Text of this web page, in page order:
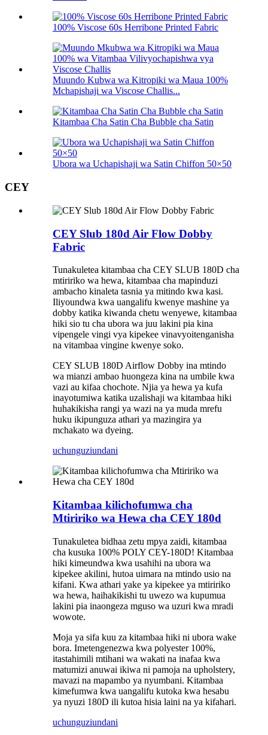
100% Viscose 60s Herribone Printed Fabric
Muundo Kubwa wa Kitropiki wa Maua 100%
Mchapishaji wa Viscose Challis...
Kitambaa Cha Satin Cha Bubble cha Satin
Ubora wa Uchapishaji wa Satin Chiffon 50×50
CEY
CEY Slub 180d Air Flow Dobby
Fabric
Tunakuletea kitambaa cha CEY SLUB 180D cha
mtiririko wa hewa, kitambaa cha mapinduzi
ambacho kinaleta tasnia ya mitindo kwa kasi.
Iliyoundwa kwa uangalifu kwenye mashine ya
dobby katika kiwanda chetu wenyewe, kitambaa
hiki sio tu cha ubora wa juu lakini pia kina
vipengele vingi vya kipekee vinavyoitenganisha
na vitambaa vingine kwenye soko.
CEY SLUB 180D Airflow Dobby ina mtindo
wa mianzi ambao huongeza kina na umbile kwa
vazi au kifaa chochote. Njia ya hewa ya kufa
inayotumiwa katika uzalishaji wa kitambaa hiki
huhakikisha rangi ya wazi na ya muda mrefu
huku ikipunguza athari ya mazingira ya
mchakato wa dyeing.
uchunguziundani
Kitambaa kilichofumwa cha
Mtiririko wa Hewa cha CEY 180d
Tunakuletea bidhaa zetu mpya zaidi, kitambaa
cha kusuka 100% POLY CEY-180D! Kitambaa
hiki kimeundwa kwa usahihi na ubora wa
kipekee akilini, hutoa uimara na mtindo usio na
kifani. Kwa athari yake ya kipekee ya mtiririko
wa hewa, haihakikishi tu uwezo wa kupumua
lakini pia inaongeza mguso wa uzuri kwa mradi
wowote.
Moja ya sifa kuu za kitambaa hiki ni ubora wake
bora. Imetengenezwa kwa polyester 100%,
itastahimili mtihani wa wakati na inafaa kwa
matumizi anuwai ikiwa ni pamoja na upholstery,
mavazi na mapambo ya nyumbani. Kitambaa
kimefumwa kwa uangalifu kutoka kwa hesabu
ya nyuzi 180D ili kutoa hisia laini na ya kifahari.
uchunguziundani